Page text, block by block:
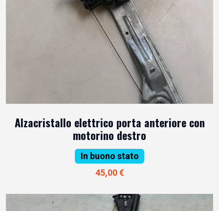
Alzacristallo elettrico porta anteriore con
motorino destro
In buono stato
45,00 €